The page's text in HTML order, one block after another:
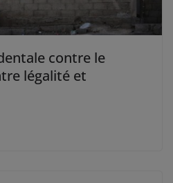
contre le
légalité et